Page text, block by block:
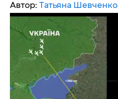
Автор: Татьяна Шевченко